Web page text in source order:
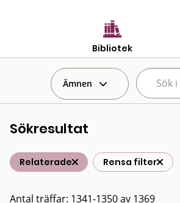
Bibliotek
Ämnen
Sökresultat
Relaterade Rensa filter
Antal träffar: 1341-1350 av 1369